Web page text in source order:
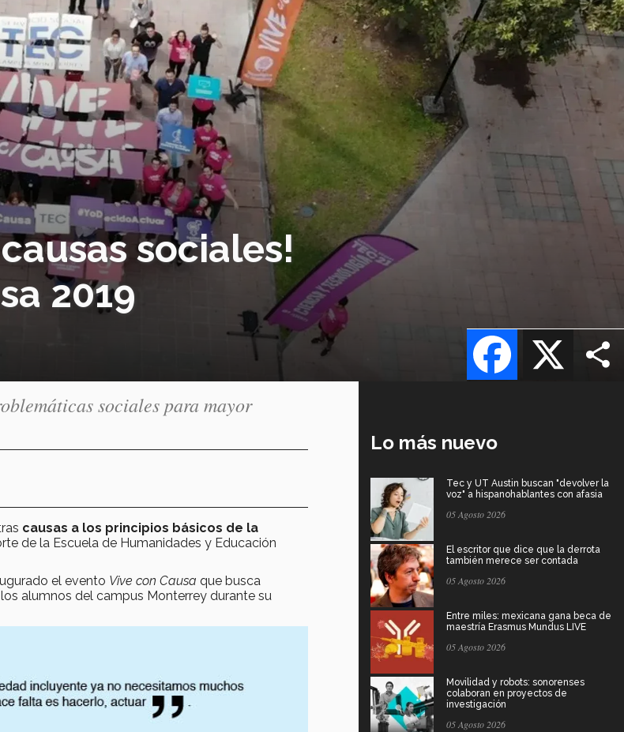
sociales!
2019
X
Facebook
sociales para mayor
causas a los principios básicos de la
de la Escuela de Humanidades y Educación
el evento Vive con Causa que busca
alumnos del campus Monterrey durante su
Lo más nuevo
Tec y UT Austin buscan "devolver la
voz" a hispanohablantes con afasia
05 Agosto 2026
El escritor que dice que la derrota
también merece ser contada
05 Agosto 2026
Entre miles: mexicana gana beca de
maestría Erasmus Mundus LIVE
05 Agosto 2026
Movilidad y robots: sonorenses
colaboran en proyectos de
investigación
05 Agosto 2026